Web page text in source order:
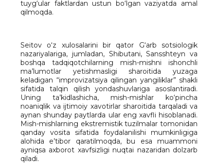
tuyg‘ular faktlardan ustun bo‘lgan vaziyatda amal
qilmoqda.
Seitov o‘z xulosalarini bir qator G‘arb sotsiologik
nazariyalariga, jumladan, Shibutani, Sansshteyn va
boshqa tadqiqotchilarning mish-mishni ishonchli
ma’lumotlar yetishmasligi sharoitida yuzaga
keladigan “improvizatsiya qilingan yangiliklar” shakli
sifatida talqin qilish yondashuvlariga asoslantiradi.
Uning ta’kidlashicha, mish-mishlar ko‘pincha
noaniqlik va ijtimoiy xavotirlar sharoitida tarqaladi va
aynan shunday paytlarda ular eng xavfli hisoblanadi.
Mish-mishlarning ekstremistik tuzilmalar tomonidan
qanday vosita sifatida foydalanilishi mumkinligiga
alohida e’tibor qaratilmoqda, bu esa muammoni
ayniqsa axborot xavfsizligi nuqtai nazaridan dolzarb
qiladi.